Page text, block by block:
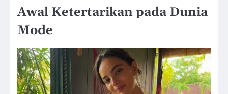
Awal Ketertarikan pada Dunia
Mode